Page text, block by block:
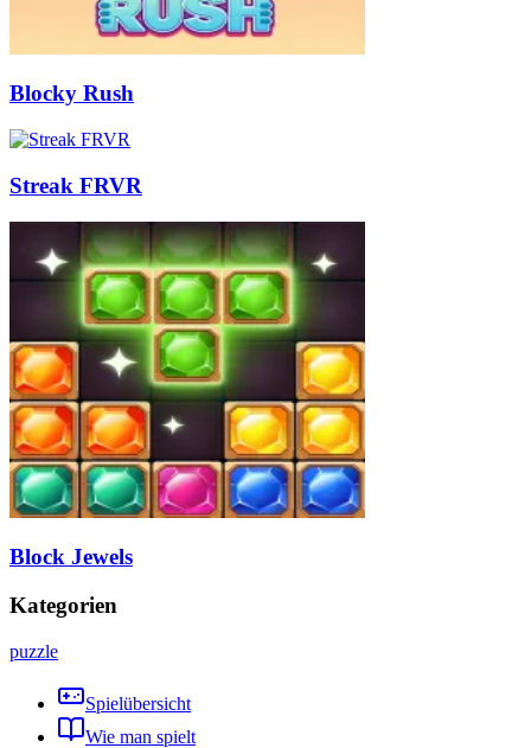
Blocky Rush
Streak FRVR
Block Jewels
Kategorien
puzzle
Spielübersicht
Wie man spielt